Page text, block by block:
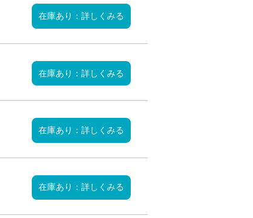
在庫あり：詳しくみる
在庫あり：詳しくみる
在庫あり：詳しくみる
在庫あり：詳しくみる